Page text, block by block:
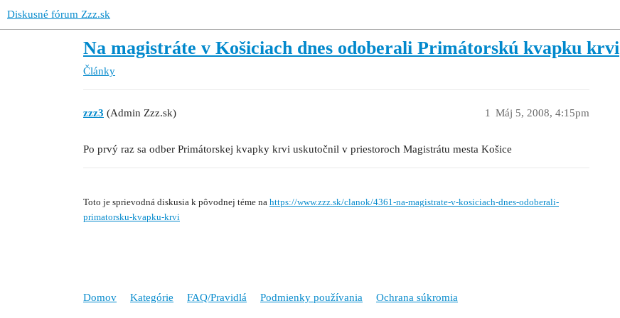
Diskusné fórum Zzz.sk
Na magistráte v Košiciach dnes odoberali Primátorskú kvapku krvi
Články
zzz3 (Admin Zzz.sk) Máj 5, 2008, 4:15pm
1
Po prvý raz sa odber Primátorskej kvapky krvi uskutočnil v priestoroch Magistrátu mesta Košice
Toto je sprievodná diskusia k pôvodnej téme na https://www.zzz.sk/clanok/4361-na-magistrate-v-kosiciach-dnes-odoberali-
primatorsku-kvapku-krvi
Domov Kategórie FAQ/Pravidlá Podmienky používania Ochrana súkromia